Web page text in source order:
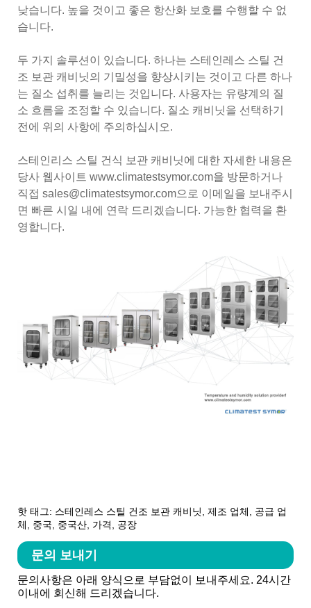
낮습니다. 높을 것이고 좋은 항산화 보호를 수행할 수 없
습니다.
두 가지 솔루션이 있습니다. 하나는 스테인레스 스틸 건
조 보관 캐비닛의 기밀성을 향상시키는 것이고 다른 하나
는 질소 섭취를 늘리는 것입니다. 사용자는 유량계의 질
소 흐름을 조정할 수 있습니다. 질소 캐비닛을 선택하기
전에 위의 사항에 주의하십시오.
스테인리스 스틸 건식 보관 캐비닛에 대한 자세한 내용은
당사 웹사이트 www.climatestsymor.com을 방문하거나
직접 sales@climatestsymor.com으로 이메일을 보내주시
면 빠른 시일 내에 연락 드리겠습니다. 가능한 협력을 환
영합니다.
핫 태그: 스테인레스 스틸 건조 보관 캐비닛, 제조 업체, 공급 업
체, 중국, 중국산, 가격, 공장
문의 보내기
문의사항은 아래 양식으로 부담없이 보내주세요. 24시간
이내에 회신해 드리겠습니다.